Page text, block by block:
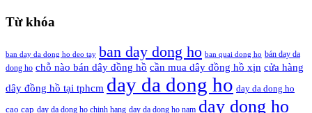
Từ khóa
ban day da dong ho deo tay ban day dong ho ban quai dong ho bán day da
dong ho chỗ nào bán dây đồng hồ cần mua dây đồng hồ xịn cửa hàng
dây đồng hồ tại tphcm day da dong ho day da dong ho
cao cap day da dong ho chinh hang day da dong ho nam day dong ho